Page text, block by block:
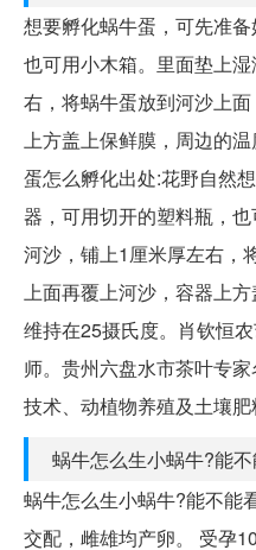
想要孵化蜗牛蛋，可先准
也可用小木箱。里面垫上
右，将蜗牛蛋放到河沙上
上方盖上保鲜膜，周边的
蛋怎么孵化出处:花野自然
器，可用切开的塑料瓶，
河沙，铺上1厘米厚左右，
上面再覆上河沙，容器上
维持在25摄氏度。肖钦恒
师。贵州六盘水市茶叶专
技术、动植物养殖及土壤肥
蜗牛怎么生小蜗牛?能
蜗牛怎么生小蜗牛?能不能
交配，雌雄均产卵。 受孕